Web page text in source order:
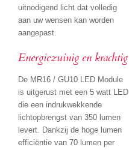
uitnodigend licht dat volledig
aan uw wensen kan worden
aangepast.
Energiezuinig en krachtig
De MR16 / GU10 LED Module
is uitgerust met een 5 watt LED
die een indrukwekkende
lichtopbrengst van 350 lumen
levert. Dankzij de hoge lumen
efficiëntie van 70 lumen per